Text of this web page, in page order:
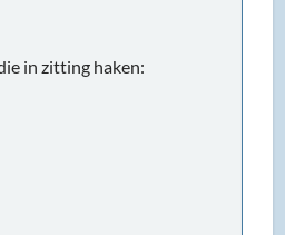
in zitting haken: